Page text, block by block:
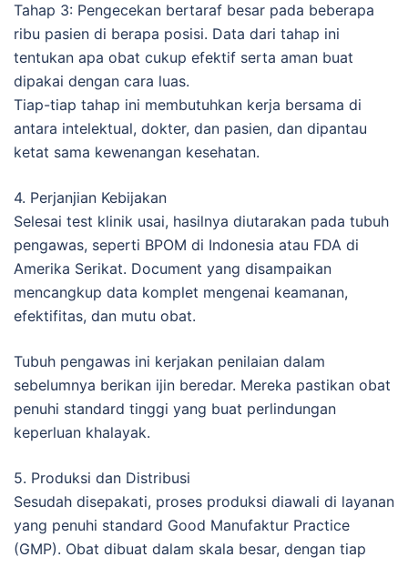
Tahap 3: Pengecekan bertaraf besar pada beberapa
ribu pasien di berapa posisi. Data dari tahap ini
tentukan apa obat cukup efektif serta aman buat
dipakai dengan cara luas.
Tiap-tiap tahap ini membutuhkan kerja bersama di
antara intelektual, dokter, dan pasien, dan dipantau
ketat sama kewenangan kesehatan.
4. Perjanjian Kebijakan
Selesai test klinik usai, hasilnya diutarakan pada tubuh
pengawas, seperti BPOM di Indonesia atau FDA di
Amerika Serikat. Document yang disampaikan
mencangkup data komplet mengenai keamanan,
efektifitas, dan mutu obat.
Tubuh pengawas ini kerjakan penilaian dalam
sebelumnya berikan ijin beredar. Mereka pastikan obat
penuhi standard tinggi yang buat perlindungan
keperluan khalayak.
5. Produksi dan Distribusi
Sesudah disepakati, proses produksi diawali di layanan
yang penuhi standard Good Manufaktur Practice
(GMP). Obat dibuat dalam skala besar, dengan tiap